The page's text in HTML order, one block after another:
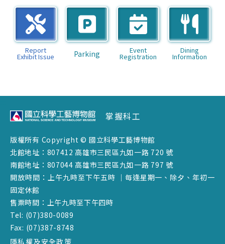
Report
ExhibitIssue Parking Event
Registration
Dining
Information
掌握科工
版權所有 Copyright © 國立科學工藝博物館
北館地址：807412 高雄市三民區九如一路 720 號
南館地址：807044 高雄市三民區九如一路 797 號
開放時間：上午九時至下午五時 ｜每逢星期一、除夕、年初一
固定休館
售票時間：上午九時至下午四時
Tel: (07)380-0089
Fax: (07)387-8748
隱私權及安全政策